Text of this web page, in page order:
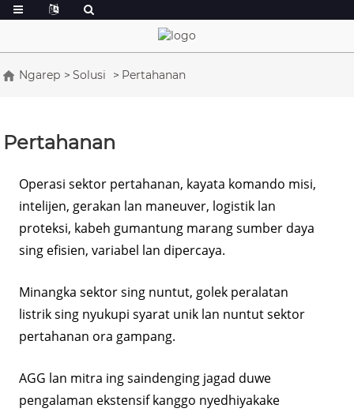
Ngarep Solusi Pertahanan
Pertahanan
Operasi sektor pertahanan, kayata komando misi,
intelijen, gerakan lan maneuver, logistik lan
proteksi, kabeh gumantung marang sumber daya
sing efisien, variabel lan dipercaya.
Minangka sektor sing nuntut, golek peralatan
listrik sing nyukupi syarat unik lan nuntut sektor
pertahanan ora gampang.
AGG lan mitra ing saindenging jagad duwe
pengalaman ekstensif kanggo nyedhiyakake